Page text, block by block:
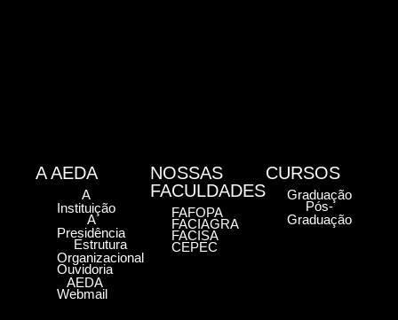
A AEDA
A
Instituição
A
Presidência
Estrutura
Organizacional
Ouvidoria
AEDA
Webmail
NOSSAS
FACULDADES
FAFOPA
FACIAGRA
FACISA
CEPEC
CURSOS
Graduação
Pós-
Graduação